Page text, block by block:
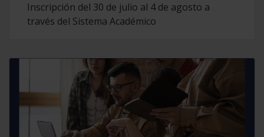
Inscripción del 30 de julio al 4 de agosto a
través del Sistema Académico